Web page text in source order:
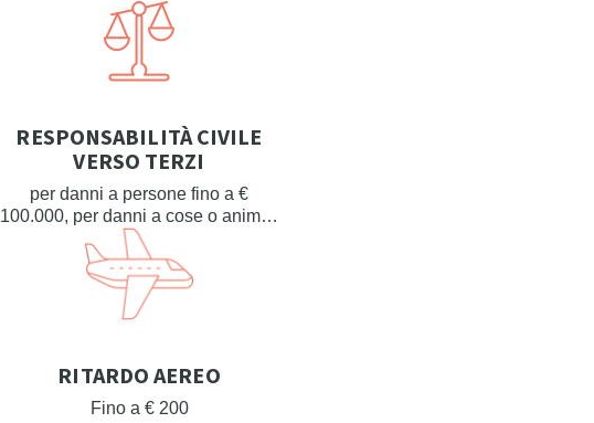
RESPONSABILITÀ CIVILE
VERSO TERZI
per danni a persone fino a €
100.000, per danni a cose o animali
€ 50.000
RITARDO AEREO
Fino a € 200